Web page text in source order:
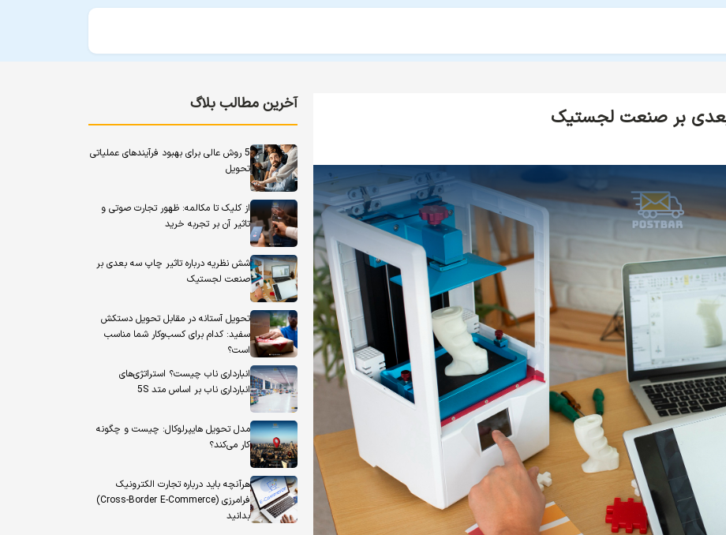
بعدی بر صنعت لجستیک
آخرین مطالب بلاگ
5 روش عالی برای بهبود فرآیندهای عملیاتی
تحویل
از کلیک تا مکالمه: ظهور تجارت صوتی و
تاثیر آن بر تجربه خرید
شش نظریه درباره تاثیر چاپ سه بعدی بر
صنعت لجستیک
تحویل آستانه در مقابل تحویل دستکش
سفید: کدام برای کسب‌وکار شما مناسب
است؟
انبارداری ناب چیست؟ استراتژی‌های
انبارداری ناب بر اساس متد 5S
مدل تحویل هایپرلوکال: چیست و چگونه
کار می‌کند؟
هرآنچه باید درباره تجارت الکترونیک
فرامرزی (Cross-Border E-Commerce)
بدانید